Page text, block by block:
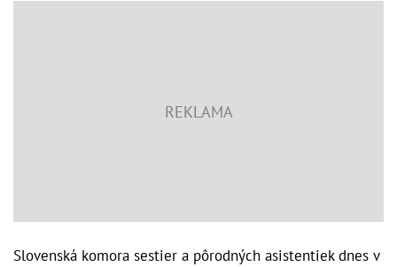
Slovenská komora sestier a pôrodných asistentiek dnes v